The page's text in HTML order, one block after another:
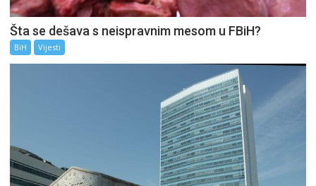
Šta se dešava s neispravnim mesom u FBiH?
BiH Vijesti